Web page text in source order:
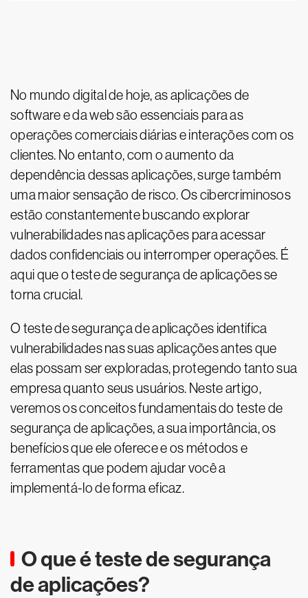
No mundo digital de hoje, as aplicações de
software e da web são essenciais para as
operações comerciais diárias e interações com os
clientes. No entanto, com o aumento da
dependência dessas aplicações, surge também
uma maior sensação de risco. Os cibercriminosos
estão constantemente buscando explorar
vulnerabilidades nas aplicações para acessar
dados confidenciais ou interromper operações. É
aqui que o teste de segurança de aplicações se
torna crucial.
O teste de segurança de aplicações identifica
vulnerabilidades nas suas aplicações antes que
elas possam ser exploradas, protegendo tanto sua
empresa quanto seus usuários. Neste artigo,
veremos os conceitos fundamentais do teste de
segurança de aplicações, a sua importância, os
benefícios que ele oferece e os métodos e
ferramentas que podem ajudar você a
implementá-lo de forma eficaz.
O que é teste de segurança
de aplicações?